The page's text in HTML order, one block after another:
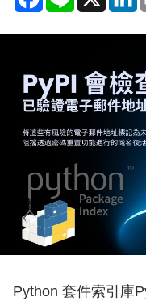
Python 套件索引庫